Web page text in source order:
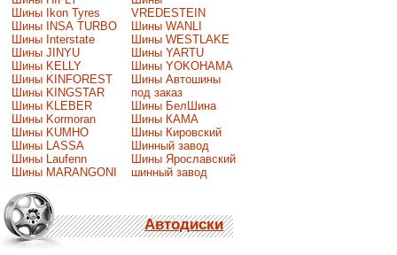
Шины Ikon Tyres
Шины INSA TURBO
Шины Interstate
Шины JINYU
Шины KELLY
Шины KINFOREST
Шины KINGSTAR
Шины KLEBER
Шины Kormoran
Шины KUMHO
Шины LASSA
Шины Laufenn
Шины MARANGONI
VREDESTEIN
Шины WANLI
Шины WESTLAKE
Шины YARTU
Шины YOKOHAMA
Шины Автошины
под заказ
Шины БелШина
Шины КАМА
Шины Кировский
Шинный завод
Шины Ярославский
шинный завод
Автодиски